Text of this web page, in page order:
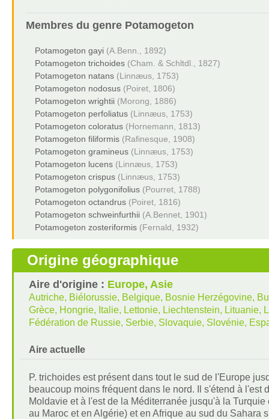
Membres du genre Potamogeton
Potamogeton gayi (A.Benn., 1892)
Potamogeton trichoides (Cham. & Schltdl., 1827)
Potamogeton natans (Linnæus, 1753)
Potamogeton nodosus (Poiret, 1806)
Potamogeton wrightii (Morong, 1886)
Potamogeton perfoliatus (Linnæus, 1753)
Potamogeton coloratus (Hornemann, 1813)
Potamogeton filiformis (Rafinesque, 1908)
Potamogeton gramineus (Linnæus, 1753)
Potamogeton lucens (Linnæus, 1753)
Potamogeton crispus (Linnæus, 1753)
Potamogeton polygonifolius (Pourret, 1788)
Potamogeton octandrus (Poiret, 1816)
Potamogeton schweinfurthii (A.Bennet, 1901)
Potamogeton zosteriformis (Fernald, 1932)
Origine géographique
Aire d'origine : Europe, Asie
Autriche, Biélorussie, Belgique, Bosnie Herzégovine,
Grèce, Hongrie, Italie, Lettonie, Liechtenstein, Lituanie,
Fédération de Russie, Serbie, Slovaquie, Slovénie,
Aire actuelle
P. trichoides est présent dans tout le sud de l'Europe
beaucoup moins fréquent dans le nord. Il s'étend à
Moldavie et à l'est de la Méditerranée jusqu'à la
au Maroc et en Algérie) et en Afrique au sud du